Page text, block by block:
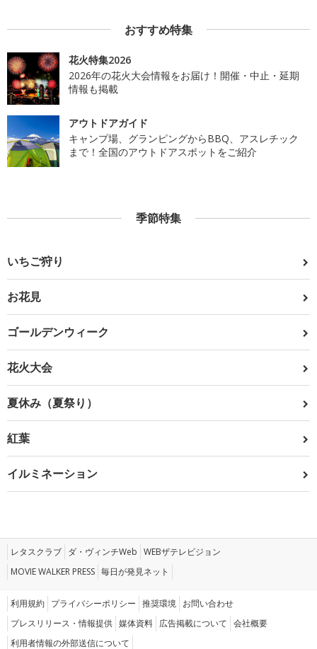
おすすめ特集
花火特集2026
2026年の花火大会情報をお届け！開催・中止・延期
情報も掲載
アウトドアガイド
キャンプ場、グランピングからBBQ、アスレチック
まで！全国のアウトドアスポットをご紹介
季節特集
いちご狩り
お花見
ゴールデンウィーク
花火大会
夏休み（夏祭り）
紅葉
イルミネーション
レタスクラブ ダ・ヴィンチWeb WEBザテレビジョン
MOVIE WALKER PRESS 毎日が発見ネット
利用規約 プライバシーポリシー 推奨環境 お問い合わせ
プレスリリース・情報提供 媒体資料 広告掲載について 会社概要
利用者情報の外部送信について